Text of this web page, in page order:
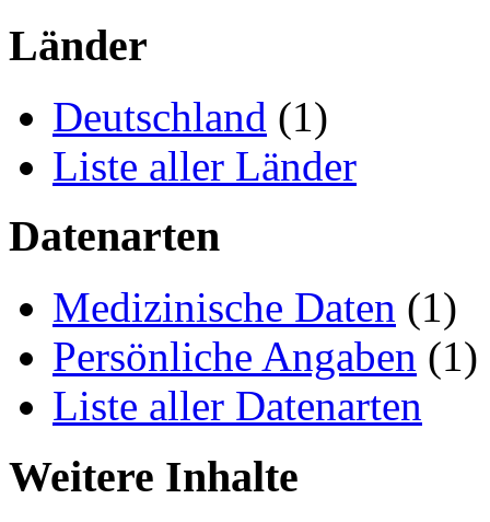
Länder
Deutschland (1)
Liste aller Länder
Datenarten
Medizinische Daten (1)
Persönliche Angaben (1)
Liste aller Datenarten
Weitere Inhalte